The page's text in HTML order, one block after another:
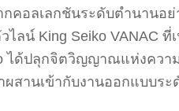
อลเลกชันระดับตำนานอย่
ลน์ King Seiko VANAC
ได้ปลุกจิตวิญญาณแห่งควา
สานเข้ากับงานออกแบบร